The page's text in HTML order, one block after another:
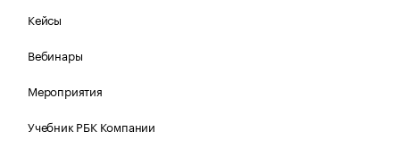
Кейсы
Вебинары
Мероприятия
Учебник РБК Компании